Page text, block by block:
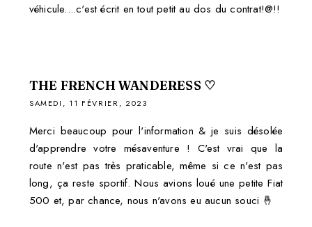
véhicule....c'est écrit en tout petit au dos du contrat!@!!
THE FRENCH WANDERESS ♡
SAMEDI, 11 FÉVRIER, 2023
Merci beaucoup pour l'information & je suis désolée
d'apprendre votre mésaventure ! C'est vrai que la
route n'est pas très praticable, même si ce n'est pas
long, ça reste sportif. Nous avions loué une petite Fiat
500 et, par chance, nous n'avons eu aucun souci 🤞